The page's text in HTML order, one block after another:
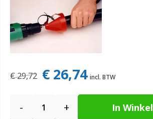
€ 26,74
€ 29,72
- + In